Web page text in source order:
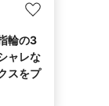
輪の3
ャレな
スをプ